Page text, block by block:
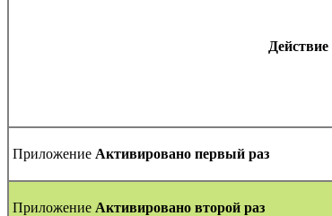
Действие
Приложение Активировано первый раз
Приложение Активировано второй раз